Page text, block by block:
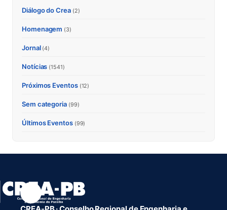
Diálogo do Crea (2)
Homenagem (3)
Jornal (4)
Notícias (1541)
Próximos Eventos (12)
Sem categoria (99)
Últimos Eventos (99)